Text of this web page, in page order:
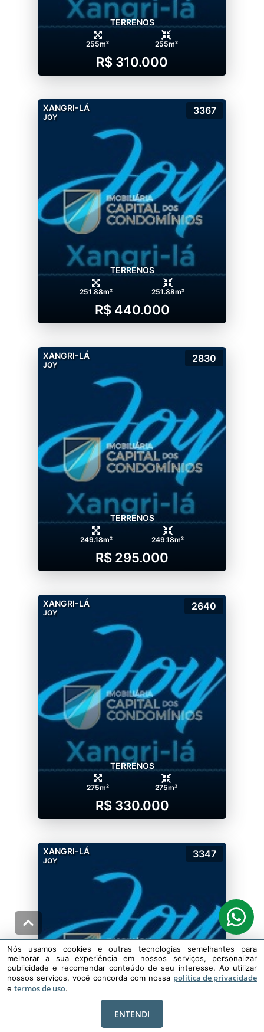
TERRENOS
255m² 255m²
R$ 310.000
XANGRI-LÁ
JOY
3367
TERRENOS
251.88m² 251.88m²
R$ 440.000
XANGRI-LÁ
JOY
2830
TERRENOS
249.18m² 249.18m²
R$ 295.000
XANGRI-LÁ
JOY
2640
TERRENOS
275m² 275m²
R$ 330.000
XANGRI-LÁ
JOY
3347
TERRENOS
Nós usamos cookies e outras tecnologias semelhantes para
melhorar a sua experiência em nossos serviços, personalizar
publicidade e recomendar conteúdo de seu interesse. Ao utilizar
nossos serviços, você concorda com nossa política de privacidade
e termos de uso.
ENTENDI